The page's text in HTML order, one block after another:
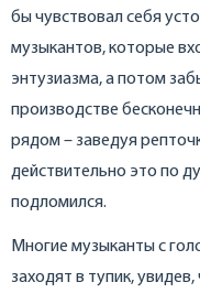
бы чувствовал себя
музыкантов, которые
энтузиазма, а потом
производстве
рядом – заведуя
действительно это по
подломился.
Многие музыканты с
заходят в тупик,